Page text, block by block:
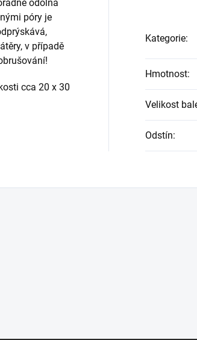
odolná
póry je
v případě
cca 20 x 30
Kategorie:
Hmotnost:
Velikost
Odstín: